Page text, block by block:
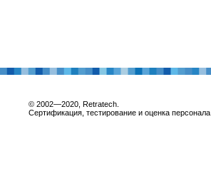
© 2002—2020, Retratech.
Сертификация, тестирование и оценка персонала.